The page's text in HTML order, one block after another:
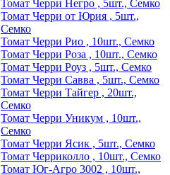
Томат Черри Негро , 5шт., Семко
Томат Черри от Юрия , 5шт.,
Семко
Томат Черри Рио , 10шт., Семко
Томат Черри Роза , 10шт., Семко
Томат Черри Роуз , 5шт., Семко
Томат Черри Савва , 5шт., Семко
Томат Черри Тайгер , 20шт.,
Семко
Томат Черри Уникум , 10шт.,
Семко
Томат Черри Ясик , 5шт., Семко
Томат Черриколло , 10шт., Семко
Томат Юг-Агро 3002 , 10шт.,